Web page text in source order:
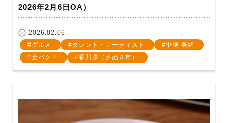
2026年2月6日OA）
2026.02.06
グルメ
タレント・アーティスト
中塚 美緒
金バク！
香川県（さぬき市）